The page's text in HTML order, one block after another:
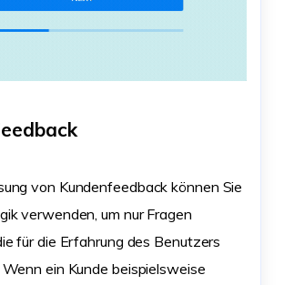
von Kundenfeedback können Sie
verwenden, um nur Fragen
für die Erfahrung des Benutzers
ein Kunde beispielsweise